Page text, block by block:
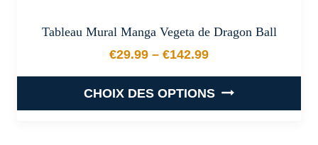
Tableau Mural Manga Vegeta de Dragon Ball
€29.99 – €142.99
Plage de prix : €29.99 à
CHOIX DES OPTIONS